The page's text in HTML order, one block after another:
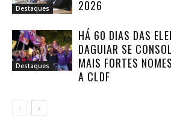
Destaques
2026
Destaques
HÁ 60 DIAS DAS
DAGUIAR SE
MAIS FORTES
A CLDF